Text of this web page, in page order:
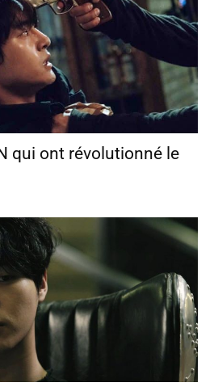
qui ont révolutionné le